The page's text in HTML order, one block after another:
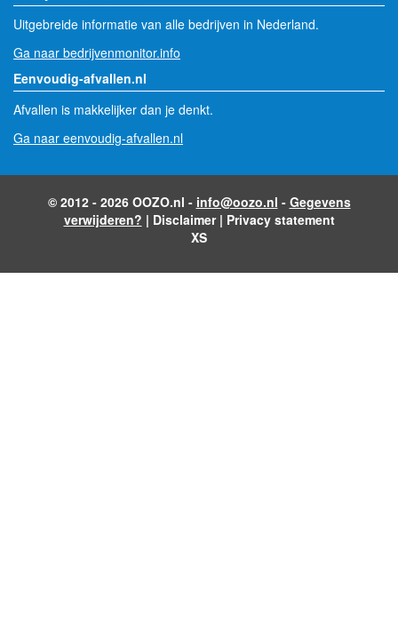
Uitgebreide informatie van alle bedrijven in Nederland.
Ga naar bedrijvenmonitor.info
Eenvoudig-afvallen.nl
Afvallen is makkelijker dan je denkt.
Ga naar eenvoudig-afvallen.nl
© 2012 - 2026 OOZO.nl - info@oozo.nl - Gegevens
verwijderen? | Disclaimer| Privacy statement
XS